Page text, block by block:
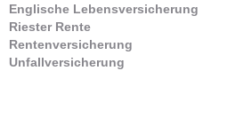
Englische Lebensversicherung
Riester Rente
Rentenversicherung
Unfallversicherung